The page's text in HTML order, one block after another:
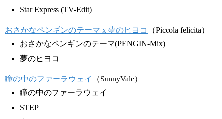
Star Express (TV-Edit)
おさかなペンギンのテーマ x 夢のヒヨコ
（Piccola felicita）
おさかなペンギンのテーマ(PENGIN-Mix)
夢のヒヨコ
瞳の中のファーラウェイ
（SunnyVale）
瞳の中のファーラウェイ
STEP